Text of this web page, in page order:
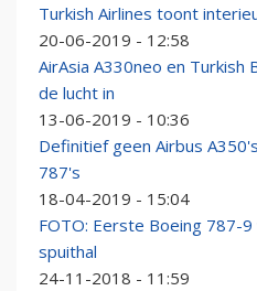
Turkish Airlines toont
20-06-2019 - 12:58
AirAsia A330neo en
de lucht in
13-06-2019 - 10:36
Definitief geen Airbus
787's
18-04-2019 - 15:04
FOTO: Eerste Boeing 787-
spuithal
24-11-2018 - 11:59